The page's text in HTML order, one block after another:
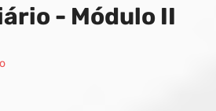
- Módulo II